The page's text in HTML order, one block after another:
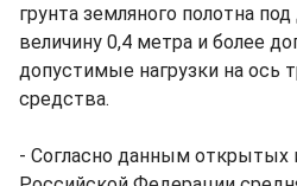
грунта земляного полотна
величину 0,4 метра и более
допустимые нагрузки на ось
средства.
- Согласно данным открытых